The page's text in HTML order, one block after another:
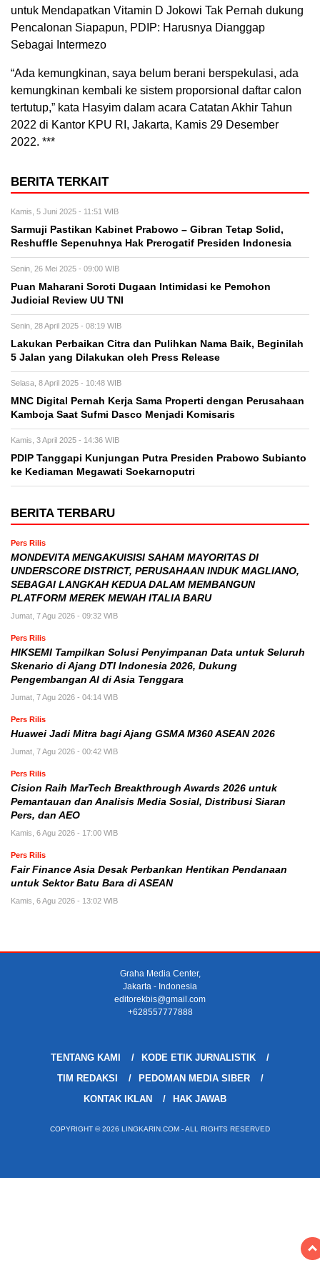
untuk Mendapatkan Vitamin D Jokowi Tak Pernah dukung
Pencalonan Siapapun, PDIP: Harusnya Dianggap
Sebagai Intermezo
“Ada kemungkinan, saya belum berani berspekulasi, ada
kemungkinan kembali ke sistem proporsional daftar calon
tertutup,” kata Hasyim dalam acara Catatan Akhir Tahun
2022 di Kantor KPU RI, Jakarta, Kamis 29 Desember
2022. ***
BERITA TERKAIT
Kamis, 5 Juni 2025 - 11:51 WIB
Sarmuji Pastikan Kabinet Prabowo – Gibran Tetap Solid,
Reshuffle Sepenuhnya Hak Prerogatif Presiden Indonesia
Senin, 26 Mei 2025 - 09:00 WIB
Puan Maharani Soroti Dugaan Intimidasi ke Pemohon
Judicial Review UU TNI
Senin, 28 April 2025 - 08:19 WIB
Lakukan Perbaikan Citra dan Pulihkan Nama Baik, Beginilah
5 Jalan yang Dilakukan oleh Press Release
Selasa, 8 April 2025 - 10:48 WIB
MNC Digital Pernah Kerja Sama Properti dengan Perusahaan
Kamboja Saat Sufmi Dasco Menjadi Komisaris
Kamis, 3 April 2025 - 14:36 WIB
PDIP Tanggapi Kunjungan Putra Presiden Prabowo Subianto
ke Kediaman Megawati Soekarnoputri
BERITA TERBARU
Pers Rilis
MONDEVITA MENGAKUISISI SAHAM MAYORITAS DI
UNDERSCORE DISTRICT, PERUSAHAAN INDUK MAGLIANO,
SEBAGAI LANGKAH KEDUA DALAM MEMBANGUN
PLATFORM MEREK MEWAH ITALIA BARU
Jumat, 7 Agu 2026 - 09:32 WIB
Pers Rilis
HIKSEMI Tampilkan Solusi Penyimpanan Data untuk Seluruh
Skenario di Ajang DTI Indonesia 2026, Dukung
Pengembangan AI di Asia Tenggara
Jumat, 7 Agu 2026 - 04:14 WIB
Pers Rilis
Huawei Jadi Mitra bagi Ajang GSMA M360 ASEAN 2026
Jumat, 7 Agu 2026 - 00:42 WIB
Pers Rilis
Cision Raih MarTech Breakthrough Awards 2026 untuk
Pemantauan dan Analisis Media Sosial, Distribusi Siaran
Pers, dan AEO
Kamis, 6 Agu 2026 - 17:00 WIB
Pers Rilis
Fair Finance Asia Desak Perbankan Hentikan Pendanaan
untuk Sektor Batu Bara di ASEAN
Kamis, 6 Agu 2026 - 13:02 WIB
Graha Media Center,
Jakarta - Indonesia
editorekbis@gmail.com
+628557777888
TENTANG KAMI
KODE ETIK JURNALISTIK
TIM REDAKSI
PEDOMAN MEDIA SIBER
KONTAK IKLAN
HAK JAWAB
COPYRIGHT © 2026 LINGKARIN.COM - ALL RIGHTS RESERVED